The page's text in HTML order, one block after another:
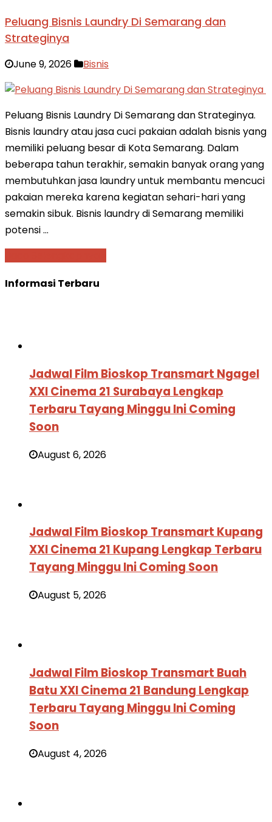
Peluang Bisnis Laundry Di Semarang dan
Strateginya
June 9, 2026 Bisnis
Peluang Bisnis Laundry Di Semarang dan Strateginya.
Bisnis laundry atau jasa cuci pakaian adalah bisnis yang
memiliki peluang besar di Kota Semarang. Dalam
beberapa tahun terakhir, semakin banyak orang yang
membutuhkan jasa laundry untuk membantu mencuci
pakaian mereka karena kegiatan sehari-hari yang
semakin sibuk. Bisnis laundry di Semarang memiliki
potensi …
Informasi Terbaru
Jadwal Film Bioskop Transmart Ngagel
XXI Cinema 21 Surabaya Lengkap
Terbaru Tayang Minggu Ini Coming
Soon
August 6, 2026
Jadwal Film Bioskop Transmart Kupang
XXI Cinema 21 Kupang Lengkap Terbaru
Tayang Minggu Ini Coming Soon
August 5, 2026
Jadwal Film Bioskop Transmart Buah
Batu XXI Cinema 21 Bandung Lengkap
Terbaru Tayang Minggu Ini Coming
Soon
August 4, 2026